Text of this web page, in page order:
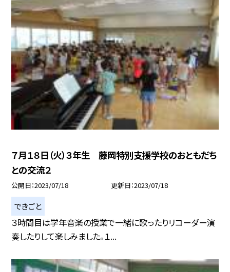
７月１８日（火）３年生 藤岡特別支援学校のおともだち
との交流２
公開日 2023/07/18 更新日 2023/07/18
できごと
３時間目は学年音楽の授業で一緒に歌ったりリコーダー演
奏したりして楽しみました。１...